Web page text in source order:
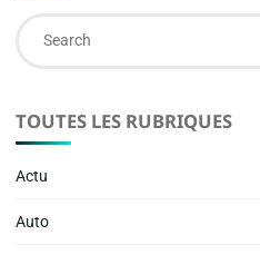
TOUTES LES RUBRIQUES
Actu
Auto